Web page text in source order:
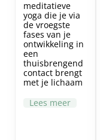
meditatieve
yoga die je via
de vroegste
fases van je
ontwikkeling in
een
thuisbrengend
contact brengt
met je lichaam
Lees meer